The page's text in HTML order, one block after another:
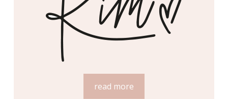
read more